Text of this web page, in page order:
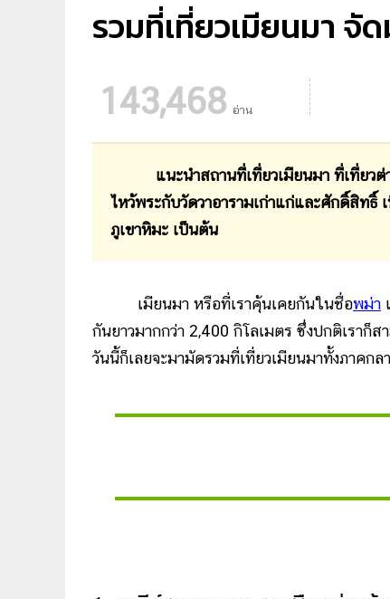
รวมที่เที่ยวเมียนมา จั
143,468 อ่าน
แนะนำสถานที่เที่ยวเมียนมา ที่เที่ยวต่า
ไหว้พระกับวัดวาอารามเก่าแก่และศักดิ์สิทธิ์
ภูเขาหิมะ เป็นต้น
เมียนมา หรือที่เราคุ้นเคยกันในชื่อพม่า
กันยาวมากกว่า 2,400 กิโลเมตร ซึ่งปกติเราก็
วันนี้ก็เลยจะมามัดรวมที่เที่ยวเมียนมาทั้งภาคก